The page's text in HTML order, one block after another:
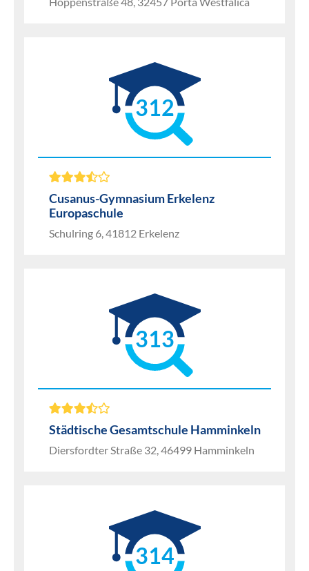
312
Cusanus-Gymnasium Erkelenz
Europaschule
Schulring 6, 41812 Erkelenz
313
Städtische Gesamtschule Hamminkeln
Diersfordter Straße 32, 46499 Hamminkeln
314